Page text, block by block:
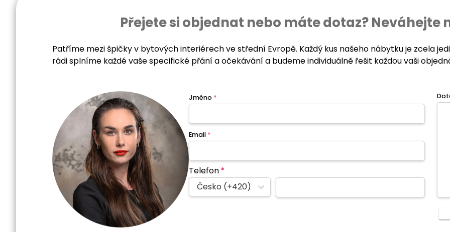
Přejete si objednat nebo máte dotaz?
Patříme mezi špičky v bytových interiérech ve střední Evropě. Každý kus našeho nábytku je zcela
rádi splníme každé vaše specifické přání a očekávání a budeme individuálně řešit každou vaši
Jméno *
Email *
Telefon*
Česko (+420)